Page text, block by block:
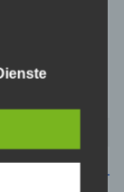
andere